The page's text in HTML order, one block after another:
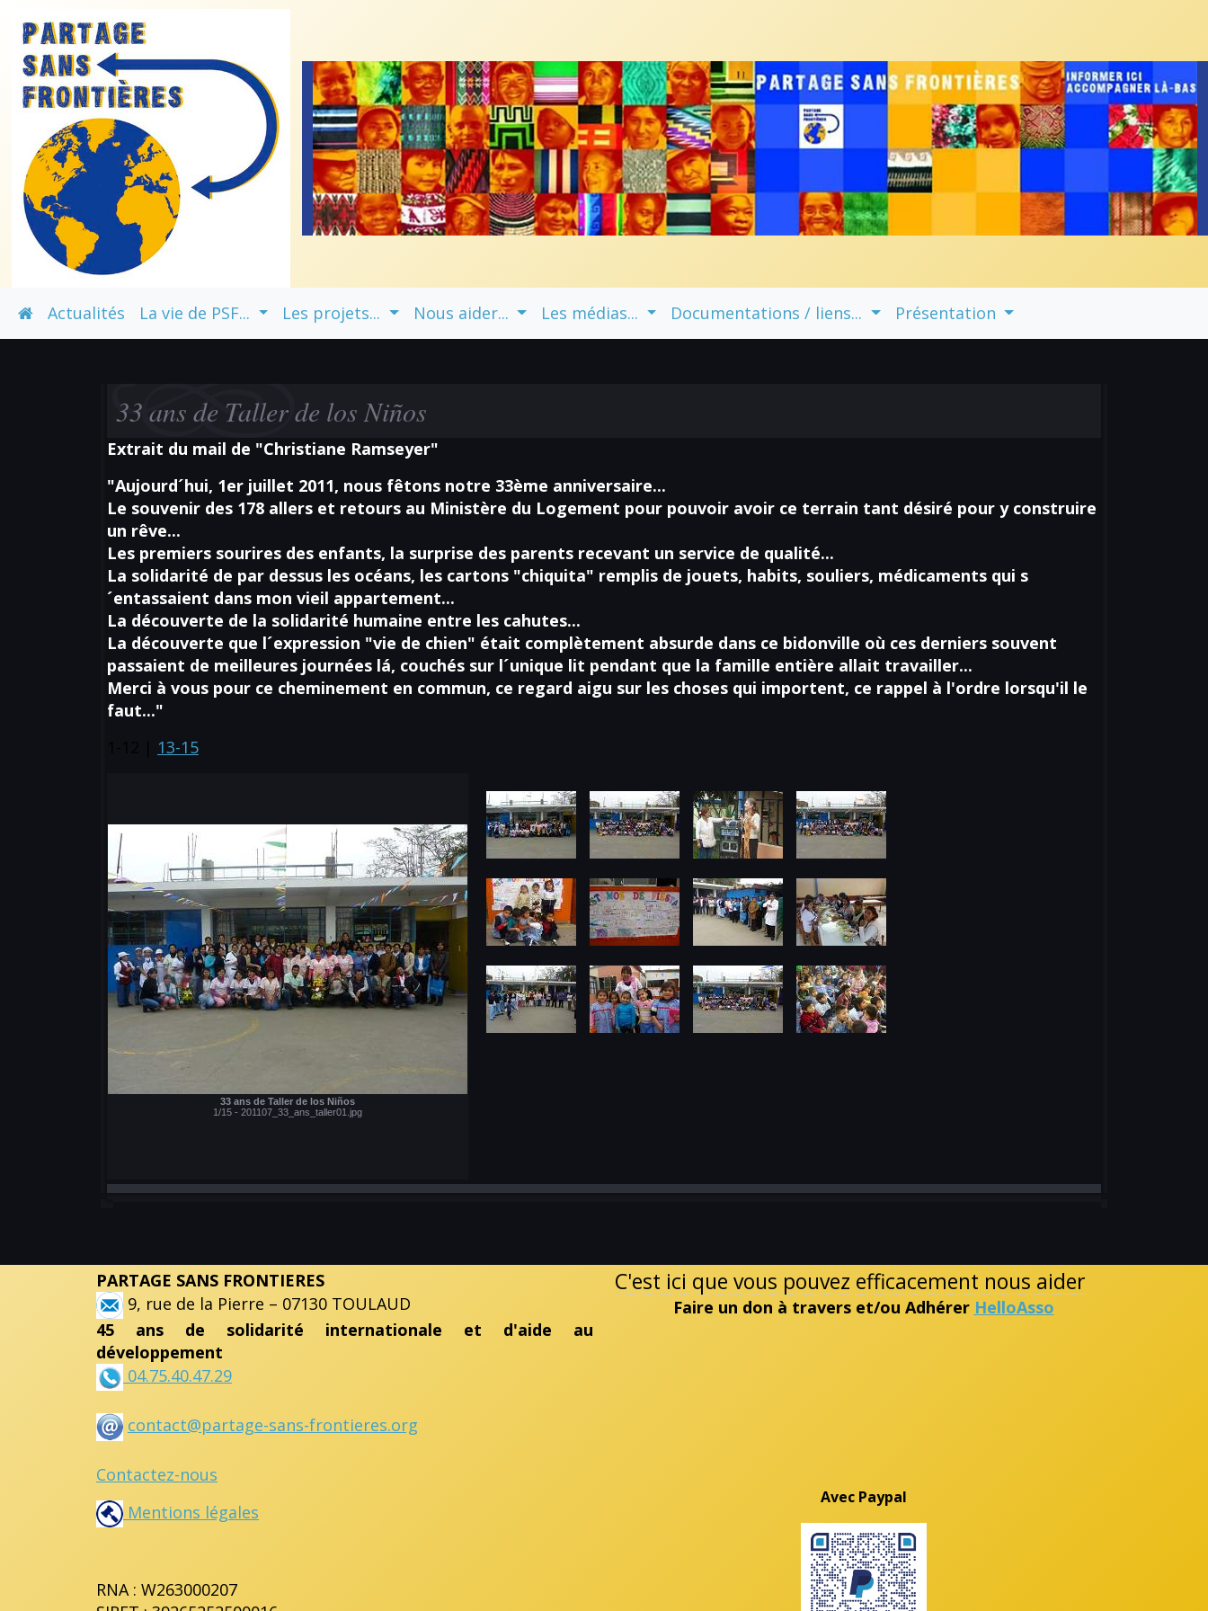
Actualités La vie de PSF... Les projets... Nous aider... Les médias... Documentations / liens... Présentation
33 ans de Taller de los Niños
Extrait du mail de "Christiane Ramseyer"
"Aujourd´hui, 1er juillet 2011, nous fêtons notre 33ème anniversaire...
Le souvenir des 178 allers et retours au Ministère du Logement pour pouvoir avoir ce terrain tant désiré pour y construire
un rêve...
Les premiers sourires des enfants, la surprise des parents recevant un service de qualité...
La solidarité de par dessus les océans, les cartons "chiquita" remplis de jouets, habits, souliers, médicaments qui s
´entassaient dans mon vieil appartement...
La découverte de la solidarité humaine entre les cahutes...
La découverte que l´expression "vie de chien" était complètement absurde dans ce bidonville où ces derniers souvent
passaient de meilleures journées lá, couchés sur l´unique lit pendant que la famille entière allait travailler...
Merci à vous pour ce cheminement en commun, ce regard aigu sur les choses qui importent, ce rappel à l'ordre lorsqu'il le
faut..."
13-15
PARTAGE SANS FRONTIERES
9, rue de la Pierre – 07130 TOULAUD
45 ans de solidarité internationale et d'aide au
développement
04.75.40.47.29
contact@partage-sans-frontieres.org
Contactez-nous
Mentions légales
RNA : W263000207
C'est ici que vous pouvez efficacement nous aider
Faire un don à travers et/ou Adhérer HelloAsso
Avec Paypal